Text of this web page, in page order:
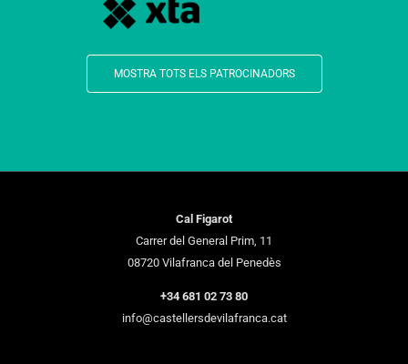
MOSTRA TOTS ELS PATROCINADORS
Cal Figarot
Carrer del General Prim, 11
08720 Vilafranca del Penedès
+34 681 02 73 80
info@castellersdevilafranca.cat